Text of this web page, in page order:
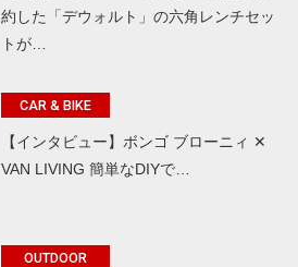
約した「デウォルト」の六角レンチセッ
トが…
CAR & BIKE
【インタビュー】ボンゴ ブローニィ ✕
VAN LIVING 簡単なDIYで…
OUTDOOR